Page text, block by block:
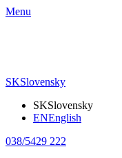
Menu
SKSlovensky
SKSlovensky
ENEnglish
038/5429 222